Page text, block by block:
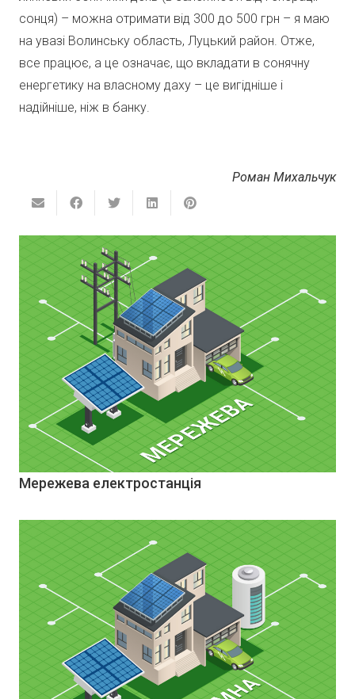
сонця) – можна отримати від 300 до 500 грн – я маю
на увазі Волинську область, Луцький район. Отже,
все працює, а це означає, що вкладати в сонячну
енергетику на власному даху – це вигідніше і
надійніше, ніж в банку.
Роман Михальчук
Мережева електростанція